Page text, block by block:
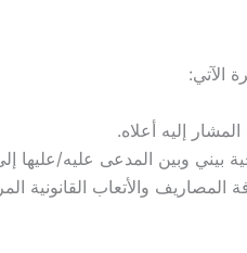
الآتي:
إليه أعلاه.
بيني وبين المدعى عليه/
المصاريف والأتعاب القانونية